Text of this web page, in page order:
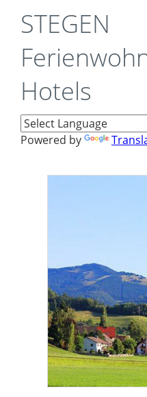
STEGEN
Hotels
Powered by